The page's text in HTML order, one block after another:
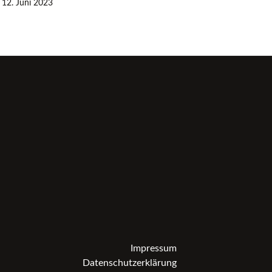
12. Juni 2023
Impressum
Datenschutzerklärung